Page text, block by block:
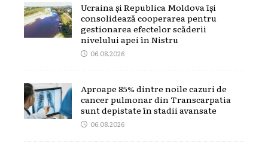
Ucraina și Republica Moldova își
consolidează cooperarea pentru
gestionarea efectelor scăderii
nivelului apei în Nistru
06.08.2026
Aproape 85% dintre noile cazuri de
cancer pulmonar din Transcarpatia
sunt depistate în stadii avansate
06.08.2026